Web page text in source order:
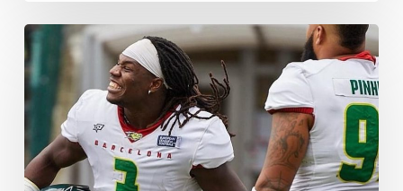
Tavarres
wechselt
zu
den
Kings